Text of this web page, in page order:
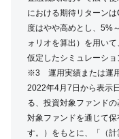
における期待リターン
度はやや高めとし、5%
ォリオを算出）を用い
仮定したシミュレーシ
※3 運用実績または運
2022年4月7日から表示
る、投資対象ファンド
対象ファンドを通じて
す。）をもとに、「（計